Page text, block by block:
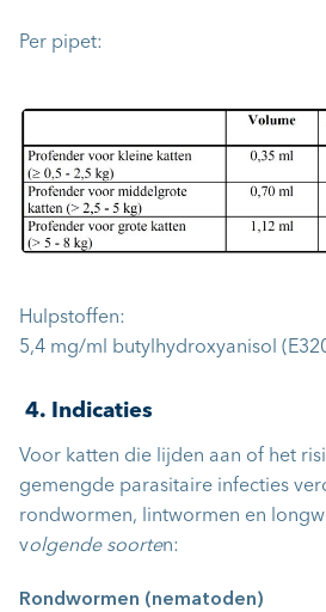
Per pipet:
Hulpstoffen:
5,4 mg/ml butylhydroxyanisol
4. Indicaties
Voor katten die lijden aan of het
gemengde parasitaire infecties
rondwormen, lintwormen en
volgende soorten:
Rondwormen (nematoden)